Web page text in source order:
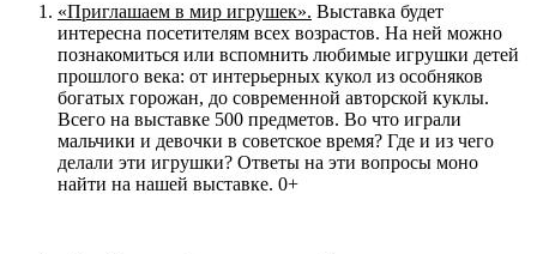
«Приглашаем в мир игрушек». Выставка будет
интересна посетителям всех возрастов. На ней можно
познакомиться или вспомнить любимые игрушки детей
прошлого века: от интерьерных кукол из особняков
богатых горожан, до современной авторской куклы.
Всего на выставке 500 предметов. Во что играли
мальчики и девочки в советское время? Где и из чего
делали эти игрушки? Ответы на эти вопросы моно
найти на нашей выставке. 0+